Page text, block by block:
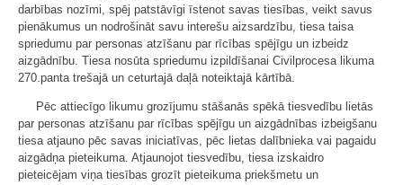
darbības nozīmi, spēj patstāvīgi īstenot savas tiesības, veikt savus
pienākumus un nodrošināt savu interešu aizsardzību, tiesa taisa
spriedumu par personas atzīšanu par rīcības spējīgu un izbeidz
aizgādnību. Tiesa nosūta spriedumu izpildīšanai Civilprocesa likuma
270.panta trešajā un ceturtajā daļā noteiktajā kārtībā.
Pēc attiecīgo likumu grozījumu stāšanās spēkā tiesvedību lietās
par personas atzīšanu par rīcības spējīgu un aizgādnības izbeigšanu
tiesa atjauno pēc savas iniciatīvas, pēc lietas dalībnieka vai pagaidu
aizgādņa pieteikuma. Atjaunojot tiesvedību, tiesa izskaidro
pieteicējam viņa tiesības grozīt pieteikuma priekšmetu un